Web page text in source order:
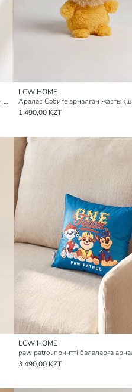
Қоян бейнелі үлпілдек сәбиге арналған жастықша 37 см
LCW HOME
Аралас Сәбиге арналған
1 490,00 KZT
LCW HOME
3 490,00 KZT